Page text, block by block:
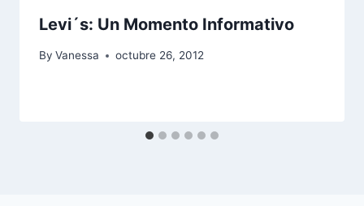
Levi´s: Un Momento Informativo
By Vanessa octubre 26, 2012